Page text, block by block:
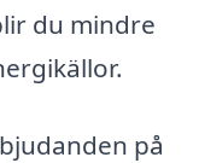
du mindre
på